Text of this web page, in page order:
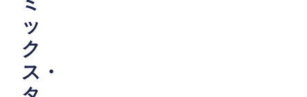
ッ
ク
ス・